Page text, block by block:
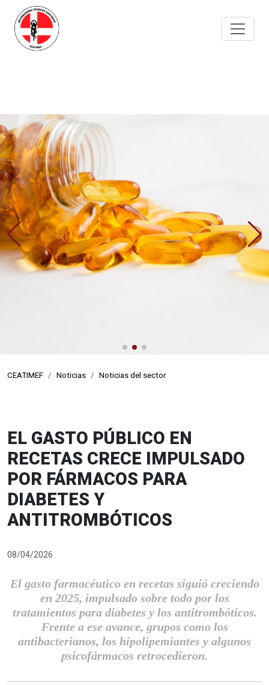
Portal de empleo
para profesionales
CEATIMEF
Confederación española de asociaciones
CEATIMEF Noticias Noticias del sector
EL GASTO PÚBLICO EN
RECETAS CRECE IMPULSADO
POR FÁRMACOS PARA
DIABETES Y
ANTITROMBÓTICOS
08/04/2026
El gasto farmacéutico en recetas siguió creciendo
en 2025, impulsado sobre todo por los
tratamientos para diabetes y los antitrombóticos.
Frente a ese avance, grupos como los
antibacterianos, los hipolipemiantes y algunos
psicofármacos retrocedieron.